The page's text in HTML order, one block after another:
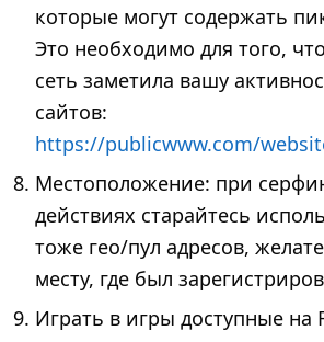
которые могут содержать
Это необходимо для того,
сеть заметила вашу
сайтов:
https://publicwww.com/
Местоположение: при
действиях старайтесь
тоже гео/пул адресов,
месту, где был
Играть в игры доступные на